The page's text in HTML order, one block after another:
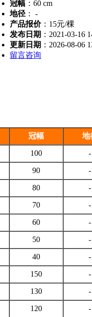
冠幅 ： 60 cm
地径 ：
-
产品报价： 15元/棵
发布日期 ：2021-03-16
更新日期 ：2026-08-06
留言咨询
冠幅 地
100 -
90 -
80 -
70 -
60 -
50 -
40 -
150 -
130 -
120 -